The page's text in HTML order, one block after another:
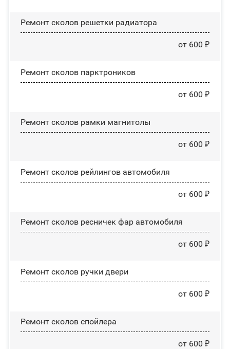
Ремонт сколов решетки радиатора
от 600 ₽
Ремонт сколов парктроников
от 600 ₽
Ремонт сколов рамки магнитолы
от 600 ₽
Ремонт сколов рейлингов автомобиля
от 600 ₽
Ремонт сколов ресничек фар автомобиля
от 600 ₽
Ремонт сколов ручки двери
от 600 ₽
Ремонт сколов спойлера
от 600 ₽